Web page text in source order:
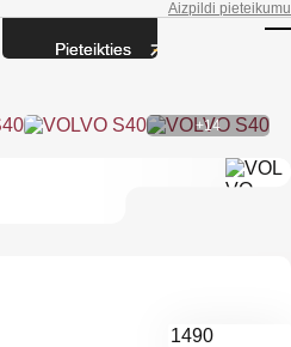
Aizpildi pieteikumu
+14